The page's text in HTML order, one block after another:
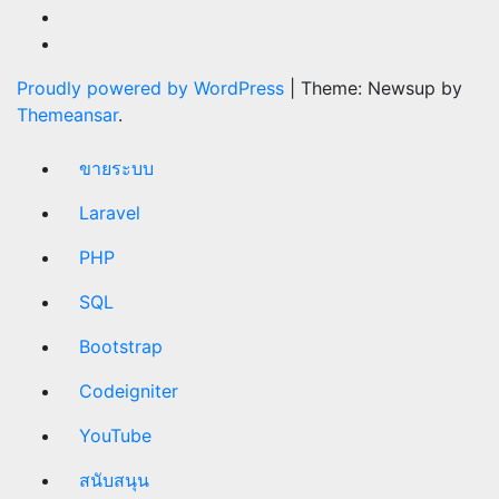
Proudly powered by WordPress
Theme: Newsup by
Themeansar.
ขายระบบ
Laravel
PHP
SQL
Bootstrap
Codeigniter
YouTube
สนับสนุน